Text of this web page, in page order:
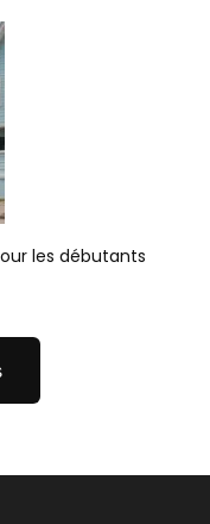
les débutants